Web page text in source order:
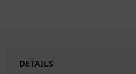
DETAILS